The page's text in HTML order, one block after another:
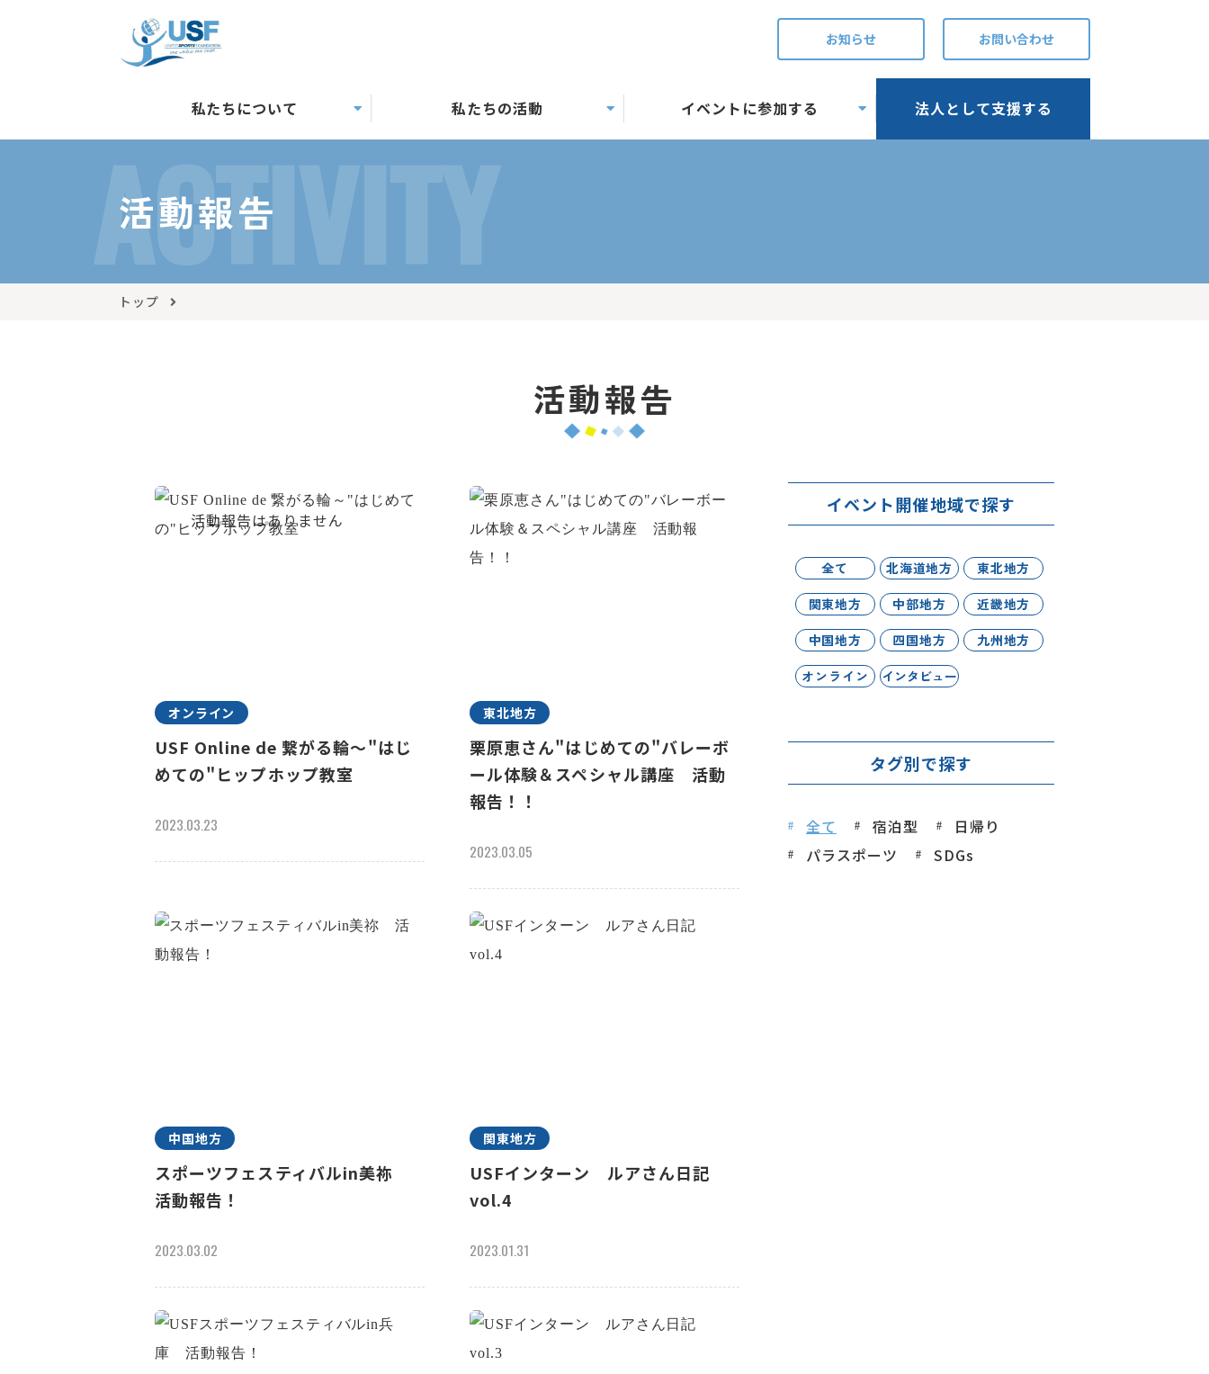
お知らせ お問い合わせ
私たちについて 私たちの活動 イベントに参加する 法人として支援する
ACTIVITY
活動報告
トップ
活動報告
オンライン
USF Online de 繋がる輪～"はじ
めての"ヒップホップ教室
2023.03.23
東北地方
栗原恵さん"はじめての"バレーボ
ール体験＆スペシャル講座 活動
報告！！
2023.03.05
中国地方
スポーツフェスティバルin美祢
活動報告！
2023.03.02
関東地方
USFインターン ルアさん日記
vol.4
2023.01.31
イベント開催地域で探す
全て 北海道地方
東北地方
関東地方
中部地方
近畿地方
中国地方
四国地方
九州地方
オンライン
インタビュー
タグ別で探す
全て 宿泊型
日帰り
パラスポーツ
SDGs